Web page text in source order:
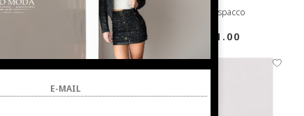
Abito lungo con spalline e spacco
€ 167.00 € 101.00